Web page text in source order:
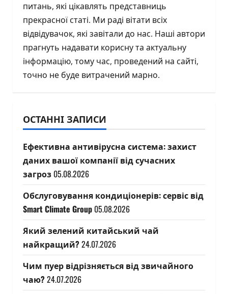
питань, які цікавлять представниць
прекрасної статі. Ми раді вітати всіх
відвідувачок, які завітали до нас. Наші автори
прагнуть надавати корисну та актуальну
інформацію, тому час, проведений на сайті,
точно не буде витрачений марно.
ОСТАННІ ЗАПИСИ
Ефективна антивірусна система: захист
даних вашої компанії від сучасних
загроз 05.08.2026
Обслуговування кондиціонерів: сервіс від
Smart Climate Group 05.08.2026
Який зелений китайський чай
найкращий?24.07.2026
Чим пуер відрізняється від звичайного
чаю?24.07.2026